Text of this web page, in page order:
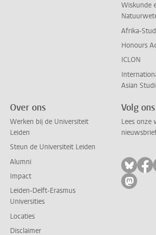
Wiskunde
Afrika-
Honours
ICLON
Asian
Over ons
Werken bij de Universiteit
Leiden
Steun de Universiteit Leiden
Alumni
Impact
Leiden-Delft-Erasmus
Universities
Locaties
Disclaimer
Volg ons
Lees onze
Volg
Volg